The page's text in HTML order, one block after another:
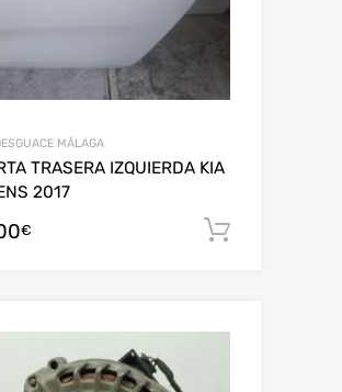
MÁLAGA
TRASERA IZQUIERDA KIA
2017
€